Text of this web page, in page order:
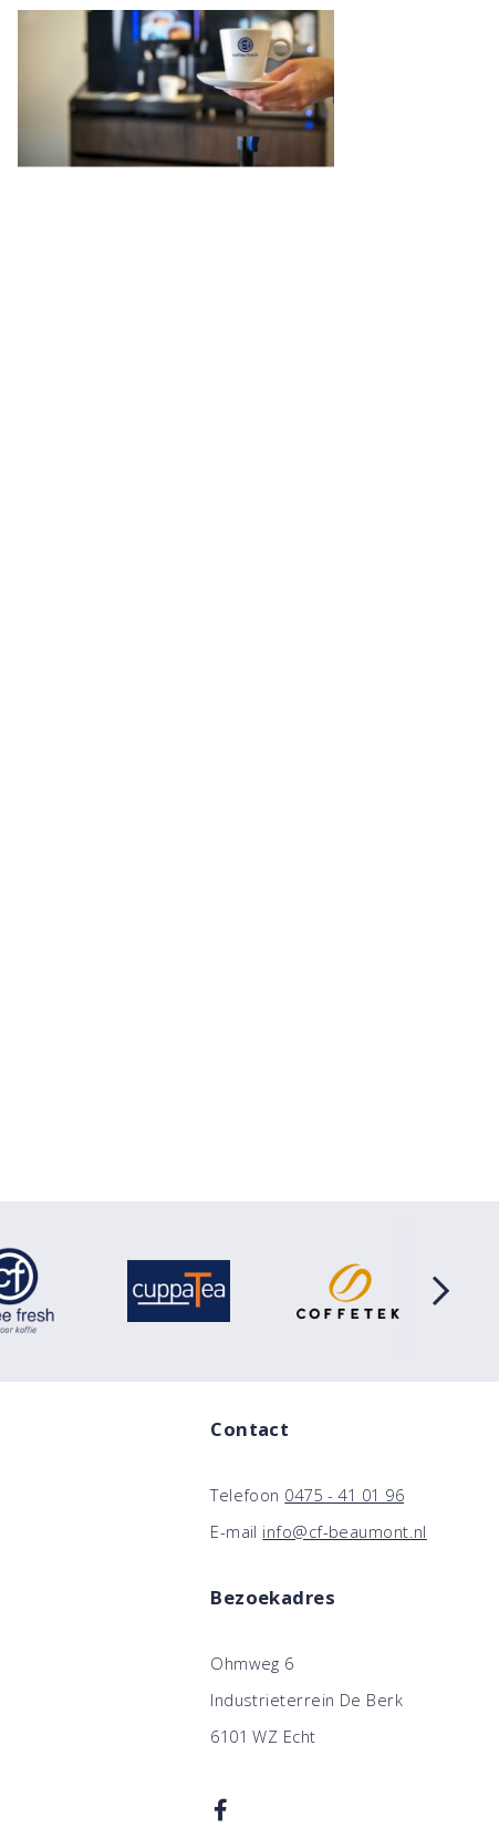
Contact
Telefoon 0475 - 41 01 96
E-mail info@cf-beaumont.nl
Bezoekadres
Ohmweg 6
Industrieterrein De Berk
6101 WZ Echt